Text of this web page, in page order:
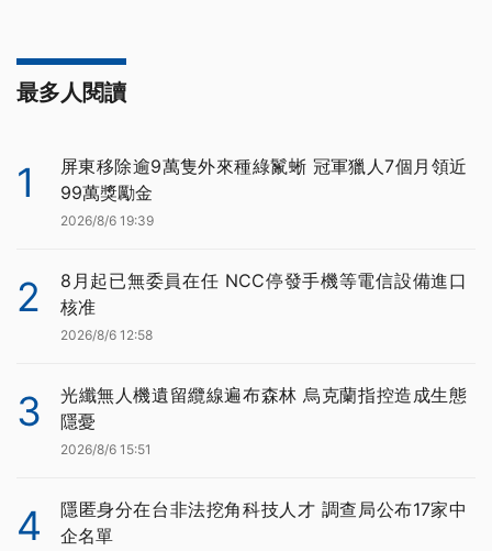
最多人閱讀
1
屏東移除逾9萬隻外來種綠鬣蜥 冠軍獵人7個月領近
99萬獎勵金
2026/8/6 19:39
2
8月起已無委員在任 NCC停發手機等電信設備進口
核准
2026/8/6 12:58
3
光纖無人機遺留纜線遍布森林 烏克蘭指控造成生態
隱憂
2026/8/6 15:51
4
隱匿身分在台非法挖角科技人才 調查局公布17家中
企名單